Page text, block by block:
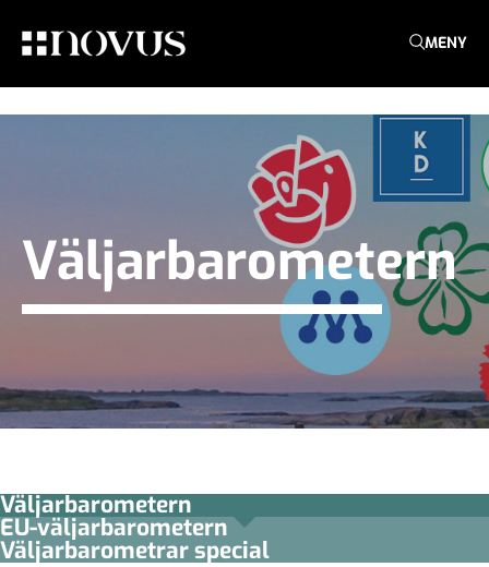
MENY
Väljarbarometern
Väljarbarometern
EU-väljarbarometern
Väljarbarometrar special